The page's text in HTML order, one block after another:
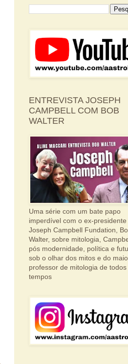
ENTREVISTA JOSEPH
CAMPBELL COM BOB
WALTER
Uma série com um bate papo
imperdível com o ex-presidente
Joseph Campbell Fundation,
Walter, sobre mitologia,
pós modernidade, política e
sob o olhar dos mitos e do
professor de mitologia de todos
tempos